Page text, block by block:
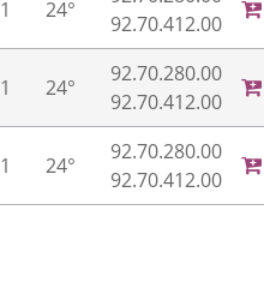
24°
92.70.412.00
24°
92.70.280.00
92.70.412.00
24°
92.70.280.00
92.70.412.00